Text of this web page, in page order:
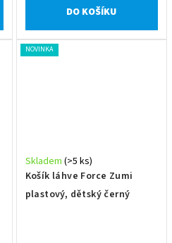
DO KOŠÍKU
NOVINKA
Košík láhve Force Zumi
plastový, dětský černý
Skladem (>5 ks)